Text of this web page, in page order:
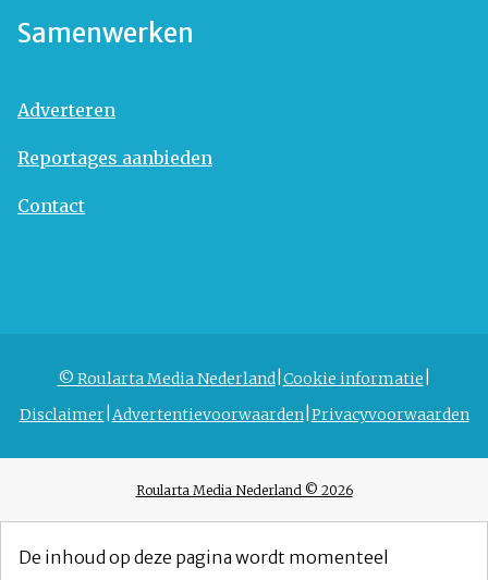
Samenwerken
Adverteren
Reportages aanbieden
Contact
© Roularta Media Nederland Cookie informatie
Disclaimer Advertentievoorwaarden Privacyvoorwaarden
Roularta Media Nederland © 2026
De inhoud op deze pagina wordt momenteel